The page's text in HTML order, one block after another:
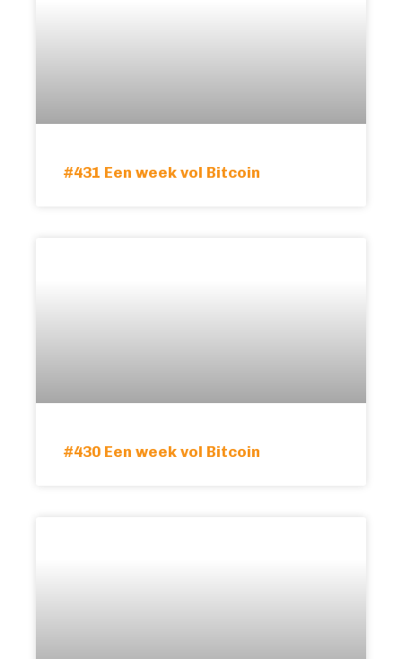
#431 Een week vol Bitcoin
#430 Een week vol Bitcoin